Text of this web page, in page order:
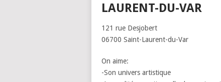
LAURENT-DU-VAR
121 rue Desjobert
06700 Saint-Laurent-du-Var
On aime:
-Son univers artistique